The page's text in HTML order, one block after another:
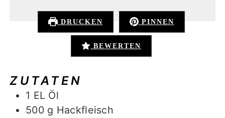
DRUCKEN PINNEN
BEWERTEN
ZUTATEN
1 EL Öl
500 g Hackfleisch